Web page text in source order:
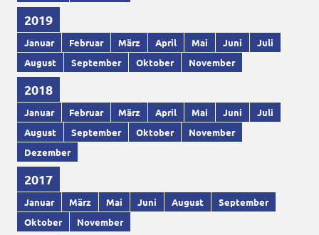
2019
Januar Februar März April Mai Juni
Juli
August
September Oktober November
2018
Januar Februar März April Mai Juni
Juli
August
September Oktober
November
Dezember
2017
Januar März Mai Juni August
September
Oktober
November